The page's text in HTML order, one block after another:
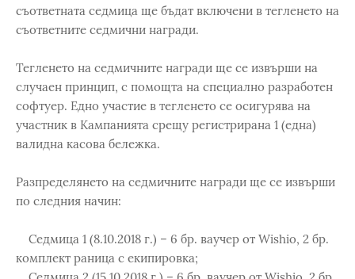
съответната седмица ще бъдат включени в тегленето на
съответните седмични награди.
Тегленето на седмичните награди ще се извърши на
случаен принцип, с помощта на специално разработен
софтуер. Едно участие в тегленето се осигурява на
участник в Кампанията срещу регистрирана 1 (една)
валидна касова бележка.
Разпределянето на седмичните награди ще се извърши
по следния начин:
Седмица 1 (8.10.2018 г.) – 6 бр. ваучер от Wishio, 2 бр.
комплект раница с екипировка;